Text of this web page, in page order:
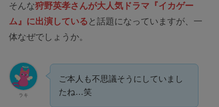
そんな狩野英孝さんが大人気ドラマ『イカゲー
ム』に出演している と話題になっていますが、一
体なぜでしょうか。
ラキ
ご本人も不思議そうにしていまし
たね…笑